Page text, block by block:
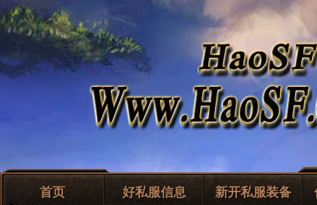
首页 好私服信息 新开私服装备